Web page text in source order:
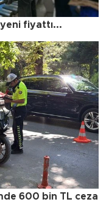
fiyattı...
600 bin TL ceza